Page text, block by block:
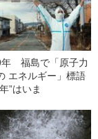
年 福島で「原子力
エネルギー」標語
”はいま